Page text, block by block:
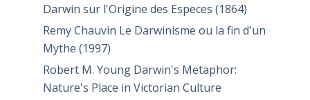
Darwin sur l'Origine des Especes (1864)
Remy Chauvin Le Darwinisme ou la fin d'un
Mythe (1997)
Robert M. Young Darwin's Metaphor:
Nature's Place in Victorian Culture